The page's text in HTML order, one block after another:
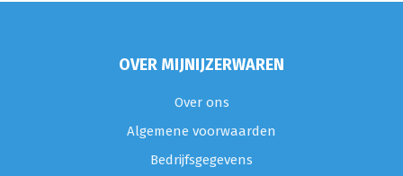
OVER MIJNIJZERWAREN
Over ons
Algemene voorwaarden
Bedrijfsgegevens